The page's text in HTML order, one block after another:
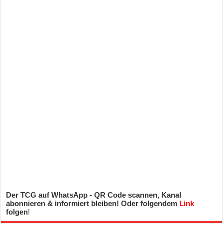
Der TCG auf WhatsApp - QR Code scannen, Kanal
abonnieren & informiert bleiben! Oder folgendem Link
folgen!